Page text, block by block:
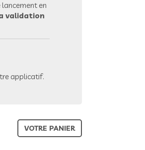
en
validation
applicatif.
VOTRE PANIER